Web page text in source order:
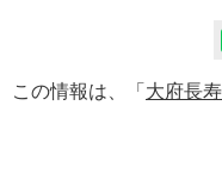
この情報は、「 大府長